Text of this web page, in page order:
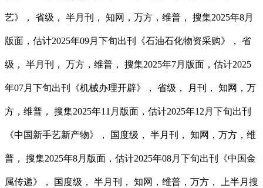
艺》， 省级， 半月刊， 知网，万方，维普， 搜集2025年8月
版面，估计2025年09月下旬出刊《石油石化物资采购》， 省
级， 半月刊， 万方，维普， 搜集2025年7月版面，估计2025
年07月下旬出刊《机械办理开辟》， 省级， 月刊， 知网，万
方，维普， 搜集2025年11月版面，估计2025年12月下旬出刊
《中国新手艺新产物》， 国度级， 半月刊， 知网，万方，维
普， 搜集2025年8月版面，估计2025年08月下旬出刊《中国金
属传递》， 国度级， 半月刊， 知网，维普，万方， 上半月搜